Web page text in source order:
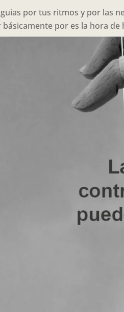
por tus ritmos y por las
básicamente por es la hora